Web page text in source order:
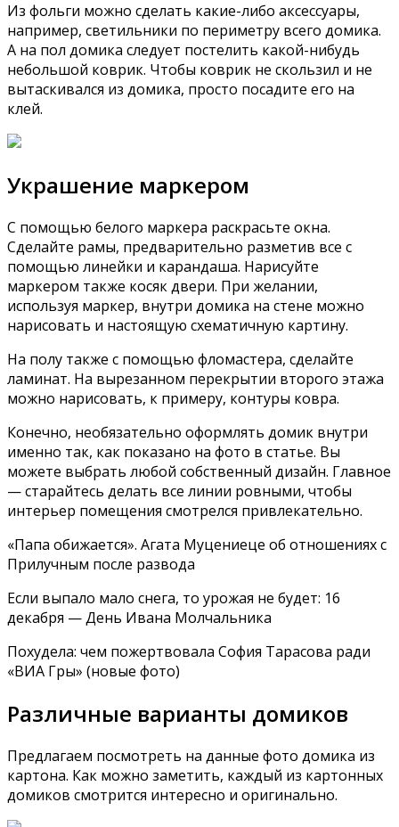
Из фольги можно сделать какие-либо аксессуары,
например, светильники по периметру всего домика.
А на пол домика следует постелить какой-нибудь
небольшой коврик. Чтобы коврик не скользил и не
вытаскивался из домика, просто посадите его на
клей.
Украшение маркером
С помощью белого маркера раскрасьте окна.
Сделайте рамы, предварительно разметив все с
помощью линейки и карандаша. Нарисуйте
маркером также косяк двери. При желании,
используя маркер, внутри домика на стене можно
нарисовать и настоящую схематичную картину.
На полу также с помощью фломастера, сделайте
ламинат. На вырезанном перекрытии второго этажа
можно нарисовать, к примеру, контуры ковра.
Конечно, необязательно оформлять домик внутри
именно так, как показано на фото в статье. Вы
можете выбрать любой собственный дизайн. Главное
— старайтесь делать все линии ровными, чтобы
интерьер помещения смотрелся привлекательно.
«Папа обижается». Агата Муцениеце об отношениях с
Прилучным после развода
Если выпало мало снега, то урожая не будет: 16
декабря — День Ивана Молчальника
Похудела: чем пожертвовала София Тарасова ради
«ВИА Гры» (новые фото)
Различные варианты домиков
Предлагаем посмотреть на данные фото домика из
картона. Как можно заметить, каждый из картонных
домиков смотрится интересно и оригинально.